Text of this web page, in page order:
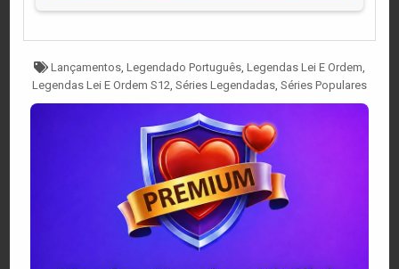
Tagged
Lançamentos Legendado Português Legendas Lei E Ordem
Legendas Lei E Ordem S12 Séries Legendadas Séries Populares